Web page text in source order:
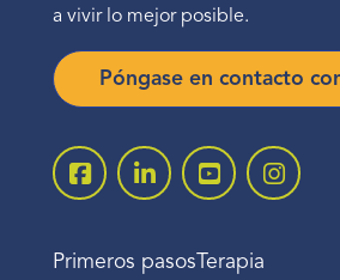
a vivir lo mejor posible.
Póngase en contacto
Primeros pasos Terapia